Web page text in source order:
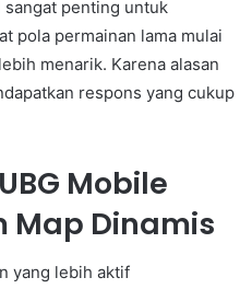
penting untuk
pola permainan lama mulai
menarik. Karena alasan
respons yang cukup
Mobile
Map Dinamis
yang lebih aktif